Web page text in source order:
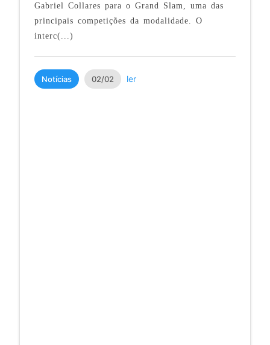
Gabriel Collares para o Grand Slam, uma das
principais competições da modalidade. O
interc(...)
Notícias 02/02 ler